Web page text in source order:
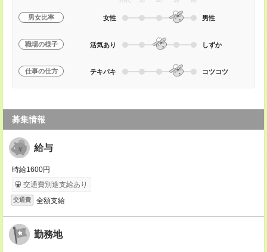
男女比率 女性 男性
職場の様子 活気あり しずか
仕事の仕方 テキパキ コツコツ
募集情報
給与
時給1600円
交通費別途支給あり
交通費 全額支給
勤務地